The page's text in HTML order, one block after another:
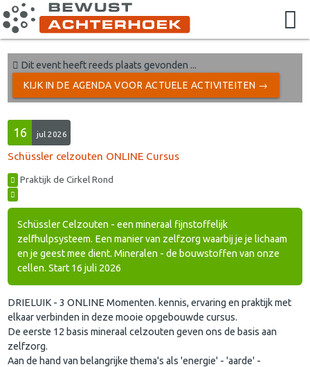
Dit event heeft reeds plaats gevonden ...
KIJK IN DE AGENDA VOOR ACTUELE ACTIVITEITEN →
16 jul 2026
Schüssler celzouten ONLINE Cursus
Praktijk de Cirkel Rond
Schüssler Celzouten - een mineraal fijnstoffelijk
zelfhulpsysteem. Een manier van zelfzorg waarbij je je lichaam
en je geest mee dient. Mineralen - de bouwstoffen van onze
cellen. Start 16 juli 2026
DRIELUIK - 3 ONLINE Momenten. kennis, ervaring en praktijk met
elkaar verbinden in deze mooie opgebouwde cursus.
De eerste 12 basis mineraal celzouten geven ons de basis aan
zelfzorg.
Aan de hand van belangrijke thema's als 'energie' - 'aarde' -